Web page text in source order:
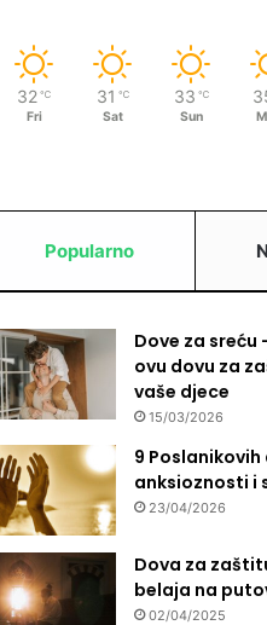
32 ℃
Fri
31 ℃
Sat
33 ℃
Sun
Popularno
Dove za
ovu dovu za
vaše djece
15/03/2026
9
anksioznosti i
23/04/2026
Dova za
belaja na
02/04/2025